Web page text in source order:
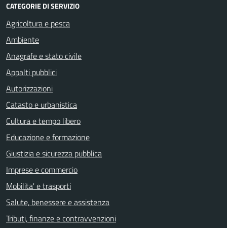
CATEGORIE DI SERVIZIO
Agricoltura e pesca
Ambiente
Anagrafe e stato civile
Appalti pubblici
Autorizzazioni
Catasto e urbanistica
Cultura e tempo libero
Educazione e formazione
Giustizia e sicurezza pubblica
Imprese e commercio
Mobilita' e trasporti
Salute, benessere e assistenza
Tributi, finanze e contravvenzioni